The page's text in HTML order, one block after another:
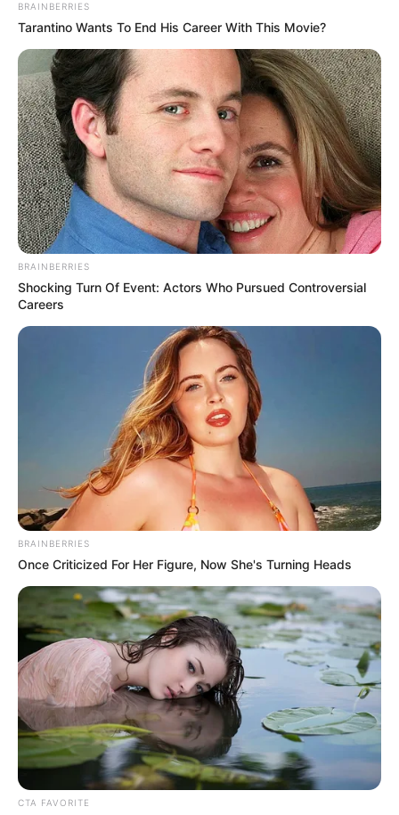
¡PÁRENLE A SUS PRENSAS, MI RAZA!
¡SUELTEN EL TACO, EL CHESCO Y AGÁRRENSE
DE LA SILLA PORQUE LO QUE ESTÁN A
PUNTO DE LEER LES VA A VOLAR LA TAPA DE
LOS SESOS! ¡ESTO NO ES UN SIMULACRO,
REPITO, NO ES UN SIMULACRO! EL MUNDO
DEL REGIONAL MEXICANO Y EL TRAP
ARGENTINO ESTÁ ARDIENDO EN LLAMAS Y EL
HUMO SE VE HASTA LA PATAGONIA.
BRAINBERRIES
Tarantino Wants To End His Career With This Movie?
BRAINBERRIES
Shocking Turn Of Event: Actors Who Pursued Controversial
Careers
BRAINBERRIES
Once Criticized For Her Figure, Now She's Turning Heads
CTA FAVORITE